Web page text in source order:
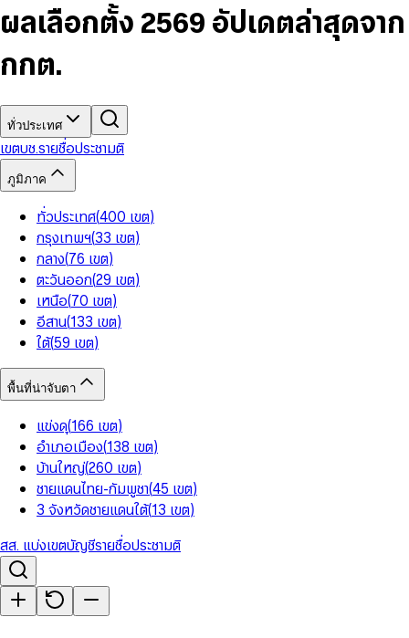
7
8
5
6
8
9
6
7
9
5
6
8
9
9
ผลเลือกตั้ง 2569 อัปเดตล่าสุดจาก
กกต.
ทั่วประเทศ
เขตบช.รายชื่อประชามติ
ภูมิภาค
ทั่วประเทศ(400 เขต)
กรุงเทพฯ(33 เขต)
กลาง(76 เขต)
ตะวันออก(29 เขต)
เหนือ(70 เขต)
อีสาน(133 เขต)
ใต้(59 เขต)
พื้นที่น่าจับตา
แข่งดุ(166 เขต)
อำเภอเมือง(138 เขต)
บ้านใหญ่(260 เขต)
ชายแดนไทย-กัมพูชา(45 เขต)
3 จังหวัดชายแดนใต้(13 เขต)
สส. แบ่งเขตบัญชีรายชื่อประชามติ